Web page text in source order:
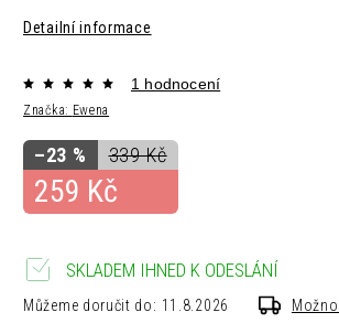
Detailní informace
Značka: Ewena
1 hodnocení
339 Kč
–23 %
259 Kč
SKLADEM IHNED K ODESLÁNÍ
Můžeme doručit do: 11.8.2026